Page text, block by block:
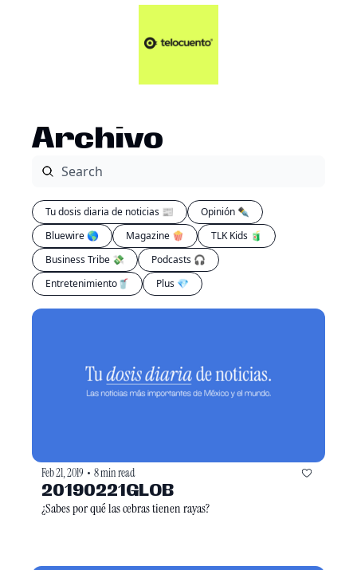
Artículos 📑
Plus 💎
Archivo
Tu dosis diaria de noticias 📰
Opinión ✒️
Bluewire 🌎
Magazine 🍿
TLK Kids 🧃
Business Tribe 💸
Podcasts 🎧
Entretenimiento🥤
Plus 💎
Feb 21, 2019 • 8 min read
20190221GLOB
¿Sabes por qué las cebras tienen rayas?